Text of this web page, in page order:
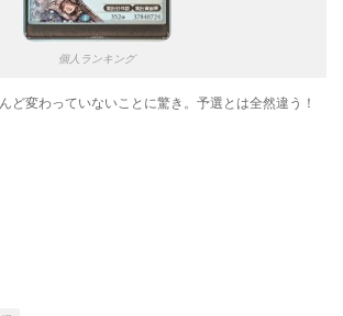
個人ランキング
ど変わっていないことに驚き。予選とは全然違う！